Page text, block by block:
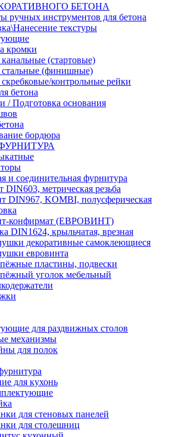
БЕТОНА
ручных инструментов для бетона
текстуры
кромки
(стартовые)
стальные (финишные)
контрольные рейки
бетона
/ Подготовка основания
бордюра
и соединительная фурнитура
DIN603, метрическая резьба
DIN967, KOMBI, полусферическая
конфирмат (ЕВРОВИНТ)
DIN1624, крыльчатая, врезная
декоративные самоклеющиеся
евровинта
пластины, подвески
уголок мебельный
для раздвижных столов
механизмы
для полок
для кухонь
для стеновых панелей
для столешниц